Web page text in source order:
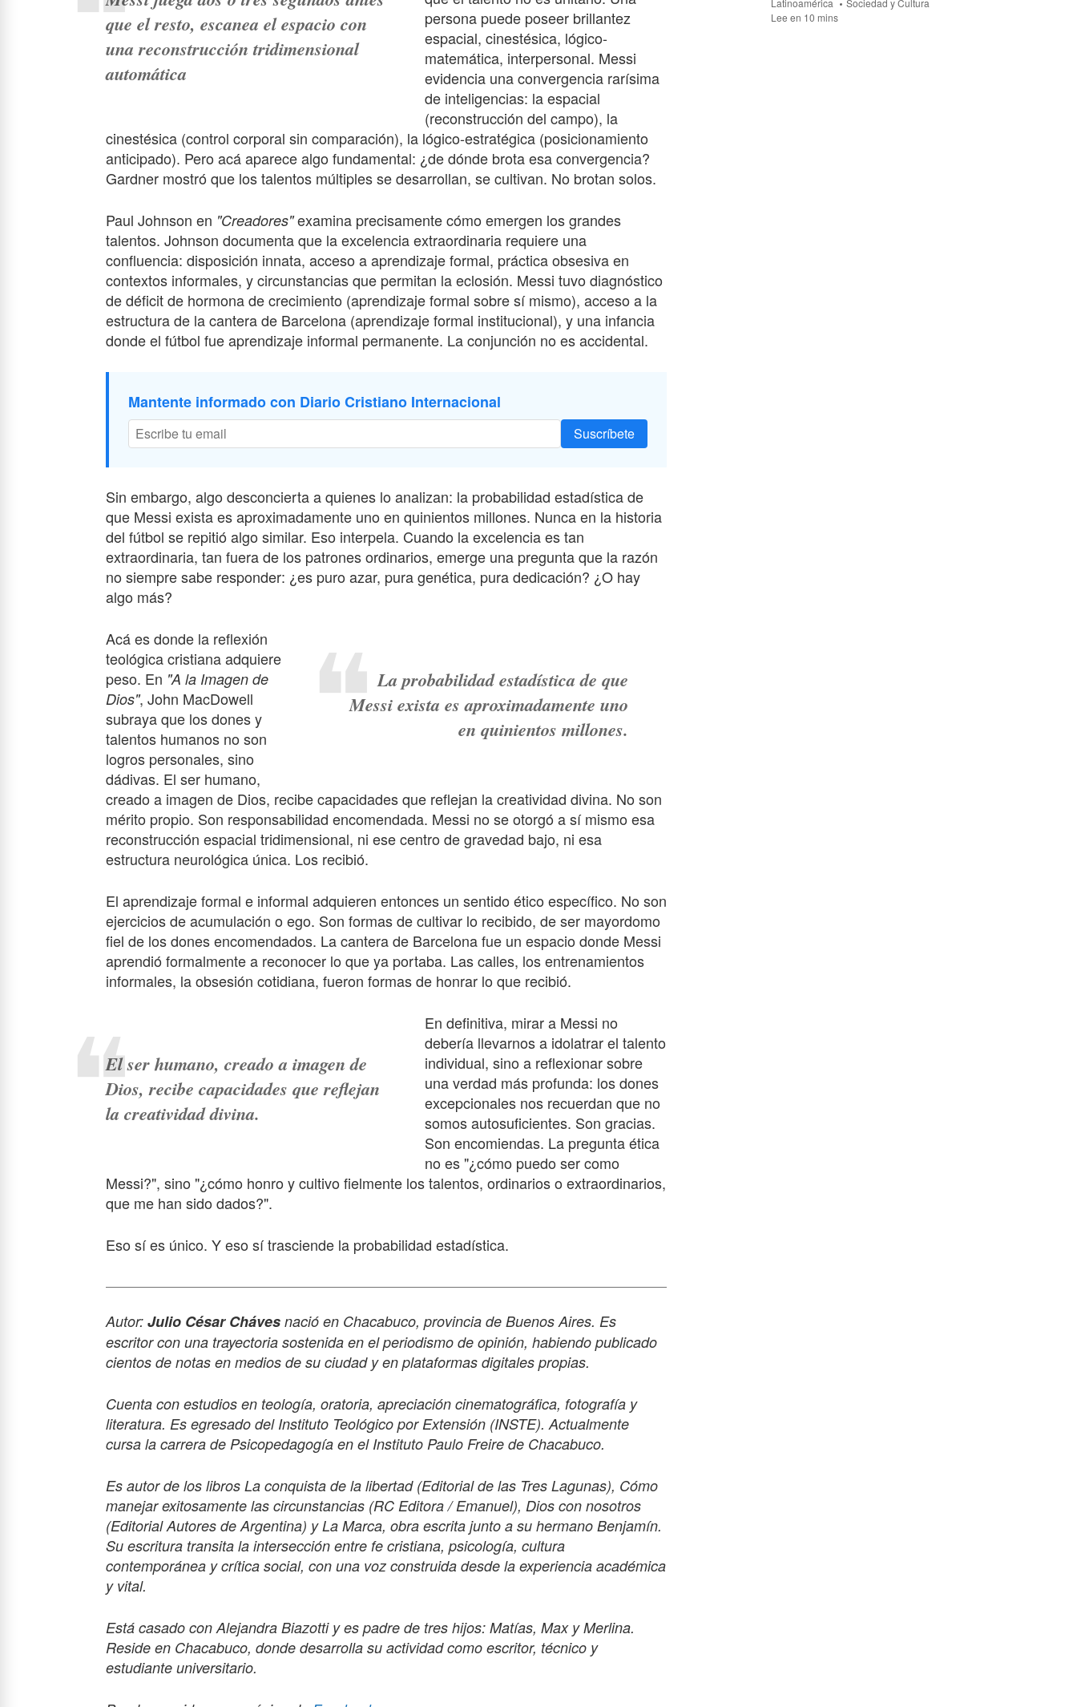
que el resto, escanea el espacio con
una reconstrucción tridimensional
automática
persona puede poseer brillantez
espacial, cinestésica, lógico-
matemática, interpersonal. Messi
evidencia una convergencia rarísima
de inteligencias: la espacial
(reconstrucción del campo), la
cinestésica (control corporal sin comparación), la lógico-estratégica (posicionamiento
anticipado). Pero acá aparece algo fundamental: ¿de dónde brota esa convergencia?
Gardner mostró que los talentos múltiples se desarrollan, se cultivan. No brotan solos.
Paul Johnson en "Creadores"examina precisamente cómo emergen los grandes
talentos. Johnson documenta que la excelencia extraordinaria requiere una
confluencia: disposición innata, acceso a aprendizaje formal, práctica obsesiva en
contextos informales, y circunstancias que permitan la eclosión. Messi tuvo diagnóstico
de déficit de hormona de crecimiento (aprendizaje formal sobre sí mismo), acceso a la
estructura de la cantera de Barcelona (aprendizaje formal institucional), y una infancia
donde el fútbol fue aprendizaje informal permanente. La conjunción no es accidental.
Mantente informado con Diario Cristiano Internacional
Suscríbete
Sin embargo, algo desconcierta a quienes lo analizan: la probabilidad estadística de
que Messi exista es aproximadamente uno en quinientos millones. Nunca en la historia
del fútbol se repitió algo similar. Eso interpela. Cuando la excelencia es tan
extraordinaria, tan fuera de los patrones ordinarios, emerge una pregunta que la razón
no siempre sabe responder: ¿es puro azar, pura genética, pura dedicación? ¿O hay
algo más?
La probabilidad estadística de que
Messi exista es aproximadamente uno
en quinientos millones.
Acá es donde la reflexión
teológica cristiana adquiere
peso. En "A la Imagen de
Dios", John MacDowell
subraya que los dones y
talentos humanos no son
logros personales, sino
dádivas. El ser humano,
creado a imagen de Dios, recibe capacidades que reflejan la creatividad divina. No son
mérito propio. Son responsabilidad encomendada. Messi no se otorgó a sí mismo esa
reconstrucción espacial tridimensional, ni ese centro de gravedad bajo, ni esa
estructura neurológica única. Los recibió.
El aprendizaje formal e informal adquieren entonces un sentido ético específico. No son
ejercicios de acumulación o ego. Son formas de cultivar lo recibido, de ser mayordomo
fiel de los dones encomendados. La cantera de Barcelona fue un espacio donde Messi
aprendió formalmente a reconocer lo que ya portaba. Las calles, los entrenamientos
informales, la obsesión cotidiana, fueron formas de honrar lo que recibió.
El ser humano, creado a imagen de
Dios, recibe capacidades que reflejan
la creatividad divina.
En definitiva, mirar a Messi no
debería llevarnos a idolatrar el talento
individual, sino a reflexionar sobre
una verdad más profunda: los dones
excepcionales nos recuerdan que no
somos autosuficientes. Son gracias.
Son encomiendas. La pregunta ética
no es "¿cómo puedo ser como
Messi?", sino "¿cómo honro y cultivo fielmente los talentos, ordinarios o extraordinarios,
que me han sido dados?".
Eso sí es único. Y eso sí trasciende la probabilidad estadística.
Autor: Julio César Cháves nació en Chacabuco, provincia de Buenos Aires. Es
escritor con una trayectoria sostenida en el periodismo de opinión, habiendo publicado
cientos de notas en medios de su ciudad y en plataformas digitales propias.
Cuenta con estudios en teología, oratoria, apreciación cinematográfica, fotografía y
literatura. Es egresado del Instituto Teológico por Extensión (INSTE). Actualmente
cursa la carrera de Psicopedagogía en el Instituto Paulo Freire de Chacabuco.
Es autor de los libros La conquista de la libertad (Editorial de las Tres Lagunas), Cómo
manejar exitosamente las circunstancias (RC Editora / Emanuel), Dios con nosotros
(Editorial Autores de Argentina) y La Marca, obra escrita junto a su hermano Benjamín.
Su escritura transita la intersección entre fe cristiana, psicología, cultura
contemporánea y crítica social, con una voz construida desde la experiencia académica
y vital.
Está casado con Alejandra Biazotti y es padre de tres hijos: Matías, Max y Merlina.
Reside en Chacabuco, donde desarrolla su actividad como escritor, técnico y
estudiante universitario.
Latinoamérica
Sociedad y Cultura
Lee en 10 mins